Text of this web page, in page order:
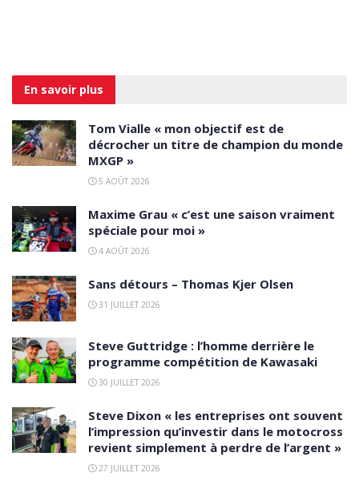
En savoir plus
Tom Vialle « mon objectif est de
décrocher un titre de champion du monde
MXGP »
5 AOÛT 2026
Maxime Grau « c’est une saison vraiment
spéciale pour moi »
4 AOÛT 2026
Sans détours – Thomas Kjer Olsen
31 JUILLET 2026
Steve Guttridge : l’homme derrière le
programme compétition de Kawasaki
30 JUILLET 2026
Steve Dixon « les entreprises ont souvent
l’impression qu’investir dans le motocross
revient simplement à perdre de l’argent »
27 JUILLET 2026